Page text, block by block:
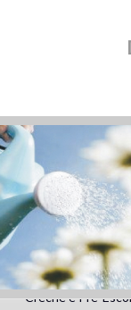
Creche e Pré-